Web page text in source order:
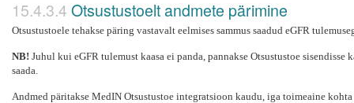
Otsustustoelt andmete pärimine
Otsustustoele tehakse päring vastavalt eelmises sammus saadud eGFR
NB! Juhul kui eGFR tulemust kaasa ei panda, pannakse Otsustustoe
saada.
Andmed päritakse MedIN Otsustustoe integratsioon kaudu, iga toimeaine